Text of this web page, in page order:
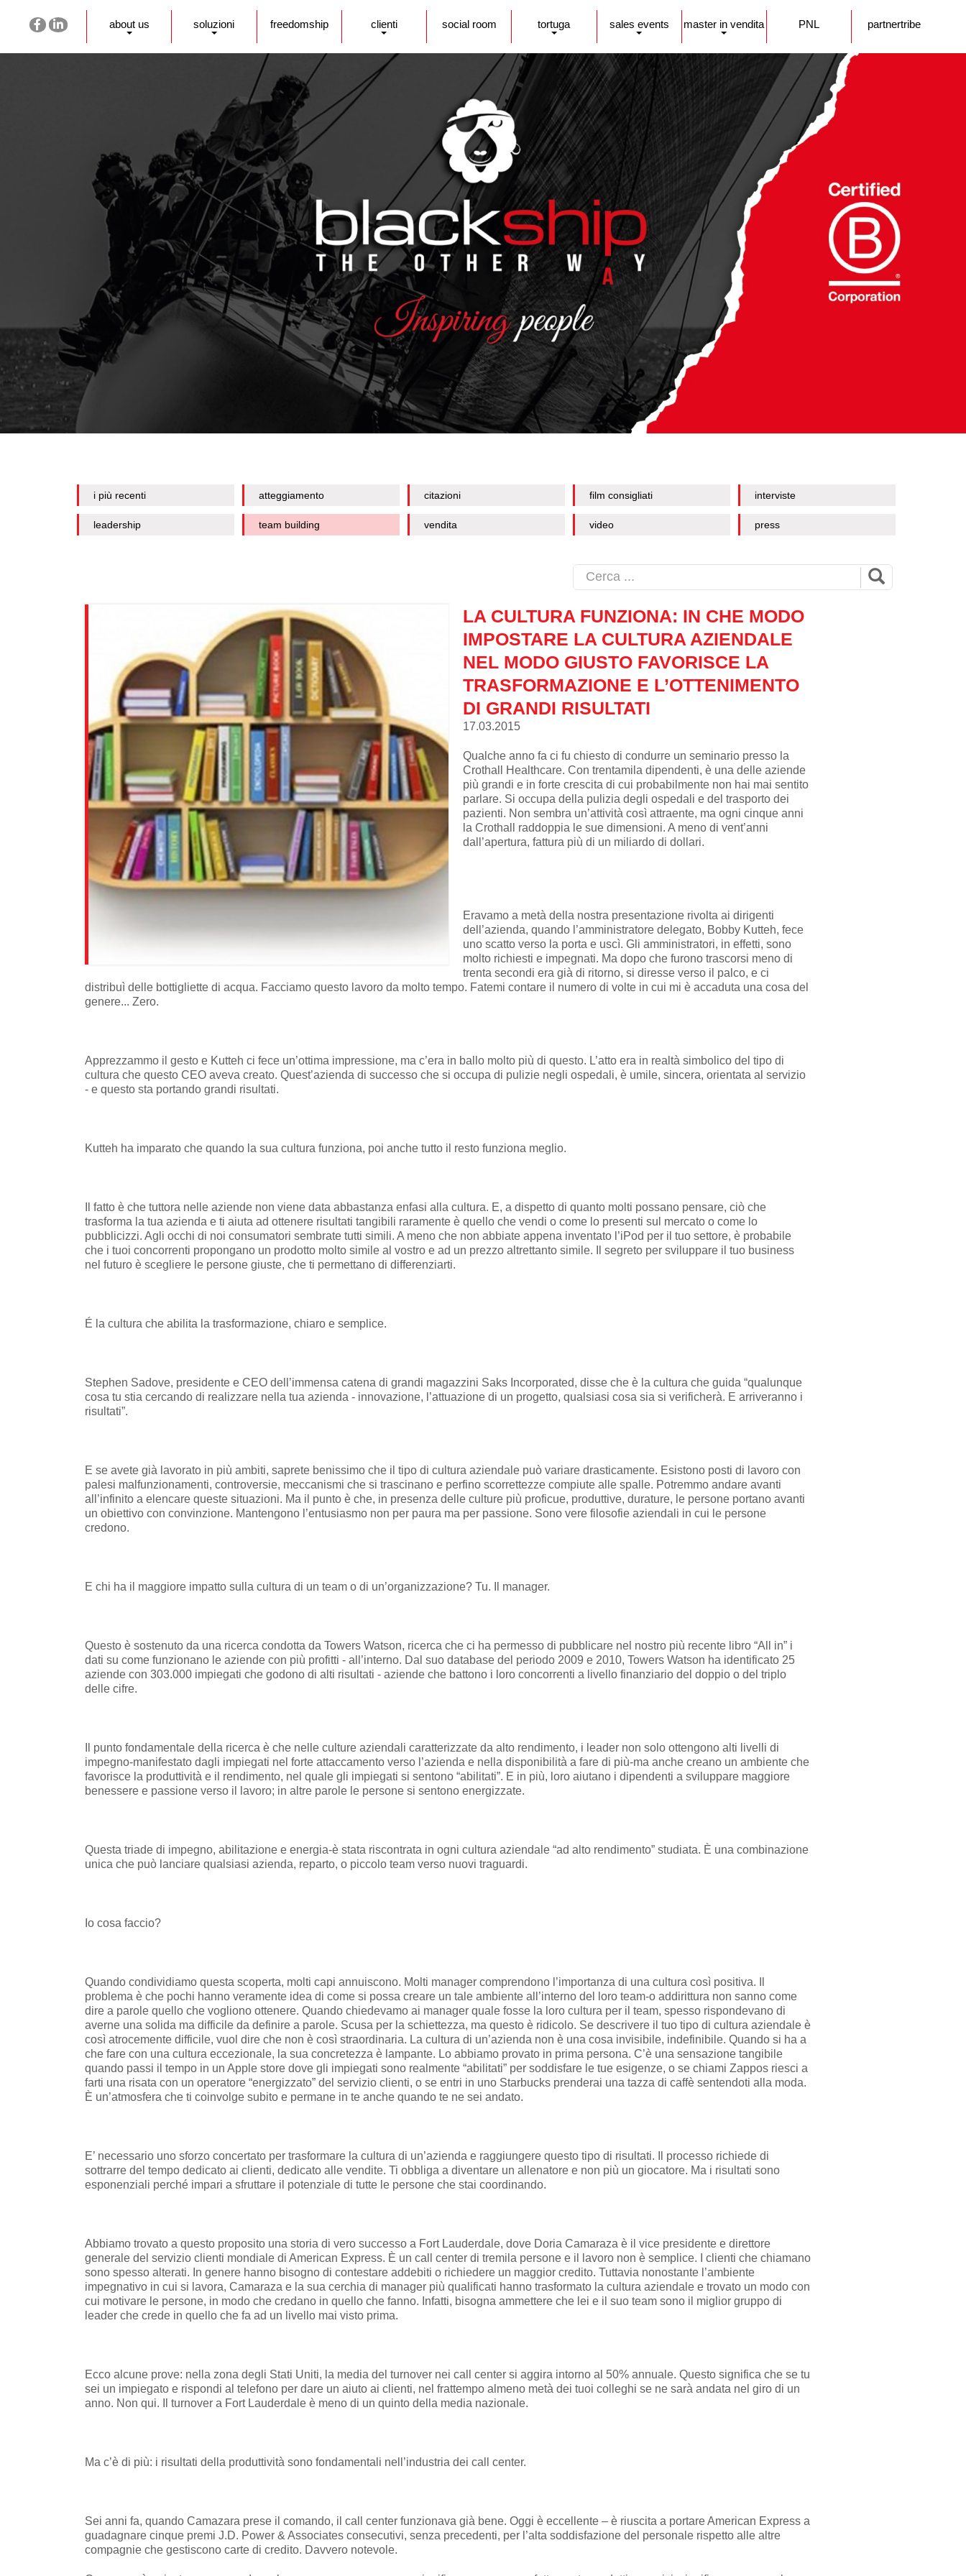
about us soluzioni freedomship clienti social room tortuga sales events master in vendita PNL partnertribe
i più recenti atteggiamento citazioni film consigliati interviste
leadership team building vendita video press
LA CULTURA FUNZIONA: IN CHE MODO
IMPOSTARE LA CULTURA AZIENDALE
NEL MODO GIUSTO FAVORISCE LA
TRASFORMAZIONE E L’OTTENIMENTO
DI GRANDI RISULTATI
17.03.2015
Qualche anno fa ci fu chiesto di condurre un seminario presso la
Crothall Healthcare. Con trentamila dipendenti, è una delle aziende
più grandi e in forte crescita di cui probabilmente non hai mai sentito
parlare. Si occupa della pulizia degli ospedali e del trasporto dei
pazienti. Non sembra un’attività così attraente, ma ogni cinque anni
la Crothall raddoppia le sue dimensioni. A meno di vent’anni
dall’apertura, fattura più di un miliardo di dollari.
Eravamo a metà della nostra presentazione rivolta ai dirigenti
dell’azienda, quando l’amministratore delegato, Bobby Kutteh, fece
uno scatto verso la porta e uscì. Gli amministratori, in effetti, sono
molto richiesti e impegnati. Ma dopo che furono trascorsi meno di
trenta secondi era già di ritorno, si diresse verso il palco, e ci
distribuì delle bottigliette di acqua. Facciamo questo lavoro da molto tempo. Fatemi contare il numero di volte in cui mi è accaduta una cosa del
genere... Zero.
Apprezzammo il gesto e Kutteh ci fece un’ottima impressione, ma c’era in ballo molto più di questo. L’atto era in realtà simbolico del tipo di
cultura che questo CEO aveva creato. Quest’azienda di successo che si occupa di pulizie negli ospedali, è umile, sincera, orientata al servizio
- e questo sta portando grandi risultati.
Kutteh ha imparato che quando la sua cultura funziona, poi anche tutto il resto funziona meglio.
Il fatto è che tuttora nelle aziende non viene data abbastanza enfasi alla cultura. E, a dispetto di quanto molti possano pensare, ciò che
trasforma la tua azienda e ti aiuta ad ottenere risultati tangibili raramente è quello che vendi o come lo presenti sul mercato o come lo
pubblicizzi. Agli occhi di noi consumatori sembrate tutti simili. A meno che non abbiate appena inventato l’iPod per il tuo settore, è probabile
che i tuoi concorrenti propongano un prodotto molto simile al vostro e ad un prezzo altrettanto simile. Il segreto per sviluppare il tuo business
nel futuro è scegliere le persone giuste, che ti permettano di differenziarti.
É la cultura che abilita la trasformazione, chiaro e semplice.
Stephen Sadove, presidente e CEO dell’immensa catena di grandi magazzini Saks Incorporated, disse che è la cultura che guida “qualunque
cosa tu stia cercando di realizzare nella tua azienda - innovazione, l’attuazione di un progetto, qualsiasi cosa sia si verificherà. E arriveranno i
risultati”.
E se avete già lavorato in più ambiti, saprete benissimo che il tipo di cultura aziendale può variare drasticamente. Esistono posti di lavoro con
palesi malfunzionamenti, controversie, meccanismi che si trascinano e perfino scorrettezze compiute alle spalle. Potremmo andare avanti
all’infinito a elencare queste situazioni. Ma il punto è che, in presenza delle culture più proficue, produttive, durature, le persone portano avanti
un obiettivo con convinzione. Mantengono l’entusiasmo non per paura ma per passione. Sono vere filosofie aziendali in cui le persone
credono.
E chi ha il maggiore impatto sulla cultura di un team o di un’organizzazione? Tu. Il manager.
Questo è sostenuto da una ricerca condotta da Towers Watson, ricerca che ci ha permesso di pubblicare nel nostro più recente libro “All in” i
dati su come funzionano le aziende con più profitti - all’interno. Dal suo database del periodo 2009 e 2010, Towers Watson ha identificato 25
aziende con 303.000 impiegati che godono di alti risultati - aziende che battono i loro concorrenti a livello finanziario del doppio o del triplo
delle cifre.
Il punto fondamentale della ricerca è che nelle culture aziendali caratterizzate da alto rendimento, i leader non solo ottengono alti livelli di
impegno-manifestato dagli impiegati nel forte attaccamento verso l’azienda e nella disponibilità a fare di più-ma anche creano un ambiente che
favorisce la produttività e il rendimento, nel quale gli impiegati si sentono “abilitati”. E in più, loro aiutano i dipendenti a sviluppare maggiore
benessere e passione verso il lavoro; in altre parole le persone si sentono energizzate.
Questa triade di impegno, abilitazione e energia-è stata riscontrata in ogni cultura aziendale “ad alto rendimento” studiata. È una combinazione
unica che può lanciare qualsiasi azienda, reparto, o piccolo team verso nuovi traguardi.
Io cosa faccio?
Quando condividiamo questa scoperta, molti capi annuiscono. Molti manager comprendono l’importanza di una cultura così positiva. Il
problema è che pochi hanno veramente idea di come si possa creare un tale ambiente all’interno del loro team-o addirittura non sanno come
dire a parole quello che vogliono ottenere. Quando chiedevamo ai manager quale fosse la loro cultura per il team, spesso rispondevano di
averne una solida ma difficile da definire a parole. Scusa per la schiettezza, ma questo è ridicolo. Se descrivere il tuo tipo di cultura aziendale è
così atrocemente difficile, vuol dire che non è così straordinaria. La cultura di un’azienda non è una cosa invisibile, indefinibile. Quando si ha a
che fare con una cultura eccezionale, la sua concretezza è lampante. Lo abbiamo provato in prima persona. C’è una sensazione tangibile
quando passi il tempo in un Apple store dove gli impiegati sono realmente “abilitati” per soddisfare le tue esigenze, o se chiami Zappos riesci a
farti una risata con un operatore “energizzato” del servizio clienti, o se entri in uno Starbucks prenderai una tazza di caffè sentendoti alla moda.
È un’atmosfera che ti coinvolge subito e permane in te anche quando te ne sei andato.
E’ necessario uno sforzo concertato per trasformare la cultura di un’azienda e raggiungere questo tipo di risultati. Il processo richiede di
sottrarre del tempo dedicato ai clienti, dedicato alle vendite. Ti obbliga a diventare un allenatore e non più un giocatore. Ma i risultati sono
esponenziali perché impari a sfruttare il potenziale di tutte le persone che stai coordinando.
Abbiamo trovato a questo proposito una storia di vero successo a Fort Lauderdale, dove Doria Camaraza è il vice presidente e direttore
generale del servizio clienti mondiale di American Express. È un call center di tremila persone e il lavoro non è semplice. I clienti che chiamano
sono spesso alterati. In genere hanno bisogno di contestare addebiti o richiedere un maggior credito. Tuttavia nonostante l’ambiente
impegnativo in cui si lavora, Camaraza e la sua cerchia di manager più qualificati hanno trasformato la cultura aziendale e trovato un modo con
cui motivare le persone, in modo che credano in quello che fanno. Infatti, bisogna ammettere che lei e il suo team sono il miglior gruppo di
leader che crede in quello che fa ad un livello mai visto prima.
Ecco alcune prove: nella zona degli Stati Uniti, la media del turnover nei call center si aggira intorno al 50% annuale. Questo significa che se tu
sei un impiegato e rispondi al telefono per dare un aiuto ai clienti, nel frattempo almeno metà dei tuoi colleghi se ne sarà andata nel giro di un
anno. Non qui. Il turnover a Fort Lauderdale è meno di un quinto della media nazionale.
Ma c’è di più: i risultati della produttività sono fondamentali nell’industria dei call center.
Sei anni fa, quando Camazara prese il comando, il call center funzionava già bene. Oggi è eccellente – è riuscita a portare American Express a
guadagnare cinque premi J.D. Power & Associates consecutivi, senza precedenti, per l’alta soddisfazione del personale rispetto alle altre
compagnie che gestiscono carte di credito. Davvero notevole.